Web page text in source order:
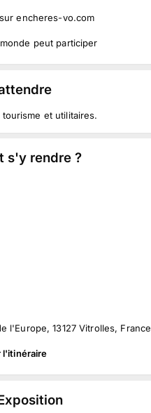
surencheres-vo.com
peut participer
et utilitaires.
s'y rendre ?
l'Europe, 13127 Vitrolles, France
l'itinéraire